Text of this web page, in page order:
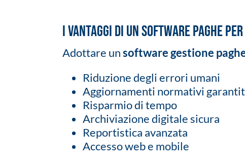
I vantaggi di un software paghe per
Adottare unsoftware gestione
Riduzione degli errori umani
Aggiornamenti normativi
Risparmio di tempo
Archiviazione digitale sicura
Reportistica avanzata
Accesso web e mobile